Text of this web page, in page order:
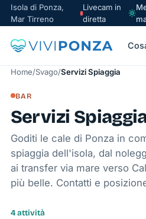
Isola di Ponza,
Mar Tirreno
Livecam in
diretta
Home/Svago/Servizi Spiaggia
BAR
Servizi
Goditi le cale di Ponza in
spiaggia dell'isola, dal
ai transfer via mare verso
più belle. Contatti e
4 attività